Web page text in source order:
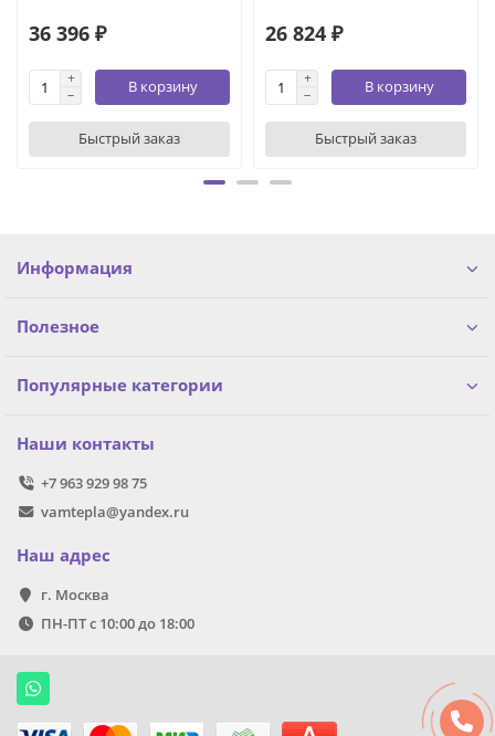
36 396 ₽
В корзину
Быстрый заказ
26 824 ₽
В корзину
Быстрый заказ
Информация
Полезное
Популярные категории
Наши контакты
+7 963 929 98 75
vamtepla@yandex.ru
Наш адрес
г. Москва
ПН-ПТ с 10:00 до 18:00